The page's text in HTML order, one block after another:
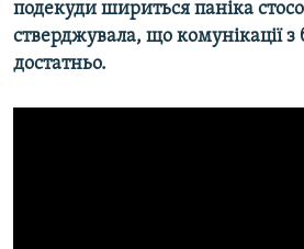
подекуди шириться паніка
стверджувала, що комунікації
достатньо.